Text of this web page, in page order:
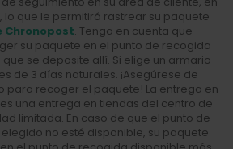
lo que le permitirá rastrear su paquete
Chronopost. Tenga en cuenta que
su paquete en el punto de recogida
se deposite allí. Si elige un armario
de 3 días naturales. ¡Asegúrese de
para recoger el paquete! La entrega en
una entrega en tiendas del centro de
limitada. En caso de que el punto de
no esté disponible, su paquete